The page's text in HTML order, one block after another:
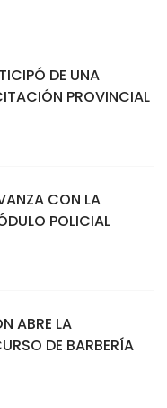
DE UNA
PROVINCIAL
CON LA
POLICIAL
ABRE LA
DE BARBERÍA